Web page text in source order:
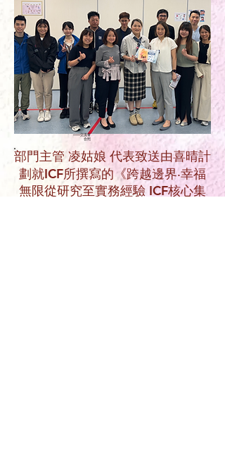
——交流會
合照
部門主管 凌姑娘 代表致送由喜晴計
劃就ICF所撰寫的《跨越邊界‧幸福
無限從研究至實務經驗 ICF核心集